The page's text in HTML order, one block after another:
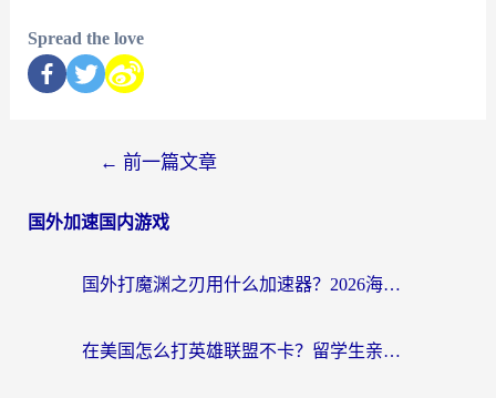
Spread the love
← 前一篇文章
国外加速国内游戏
国外打魔渊之刃用什么加速器？2026海外玩家国服游戏加速全攻略（附闪耀暖暖&复苏的魔女避坑指南）
在美国怎么打英雄联盟不卡？留学生亲测的国服游戏加速全攻略